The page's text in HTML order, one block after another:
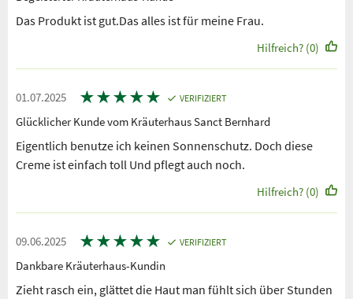
Das Produkt ist gut.Das alles ist für meine Frau.
Hilfreich? (0)
01.07.2025 ★★★★★ VERIFIZIERT
Glücklicher Kunde vom Kräuterhaus Sanct Bernhard
Eigentlich benutze ich keinen Sonnenschutz. Doch diese
Creme ist einfach toll Und pflegt auch noch.
Hilfreich? (0)
09.06.2025 ★★★★★ VERIFIZIERT
Dankbare Kräuterhaus-Kundin
Zieht rasch ein, glättet die Haut man fühlt sich über Stunden